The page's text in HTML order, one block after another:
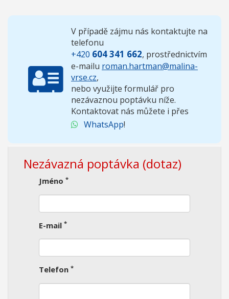
V případě zájmu nás kontaktujte na
telefonu
+420 604 341 662, prostřednictvím
e-mailu roman.hartman@malina-
vrse.cz,
nebo využijte formulář pro
nezávaznou poptávku níže.
Kontaktovat nás můžete i přes
WhatsApp!
Nezávazná poptávka (dotaz)
Jméno *
E-mail *
Telefon *